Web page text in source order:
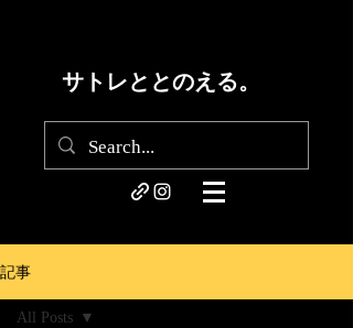
サトレととのえる。
記事
All Posts